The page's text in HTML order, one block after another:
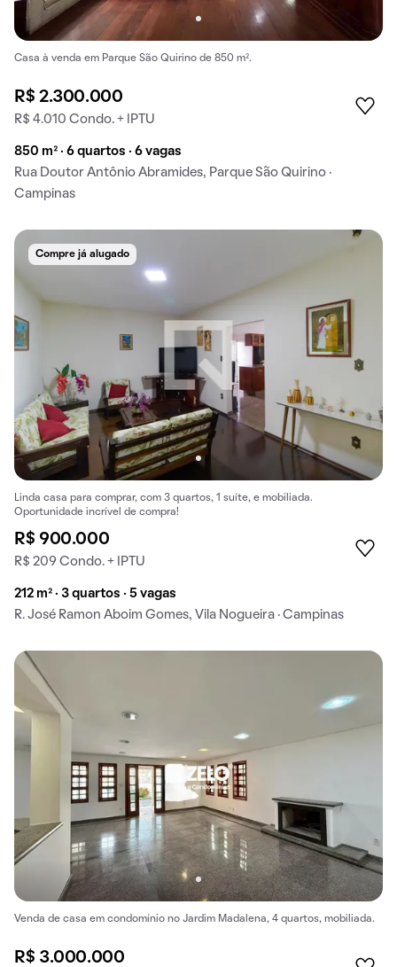
Casa à venda em Parque São Quirino de 850 m².
R$ 2.300.000
R$ 4.010 Condo. + IPTU
850 m² · 6 quartos · 6 vagas
Rua Doutor Antônio Abramides, Parque São Quirino ·
Campinas
Compre já alugado
Linda casa para comprar, com 3 quartos, 1 suíte, e mobiliada.
Oportunidade incrível de compra!
R$ 900.000
R$ 209 Condo. + IPTU
212 m² · 3 quartos · 5 vagas
R. José Ramon Aboim Gomes, Vila Nogueira · Campinas
Venda de casa em condomínio no Jardim Madalena, 4 quartos, mobiliada.
R$ 3.000.000